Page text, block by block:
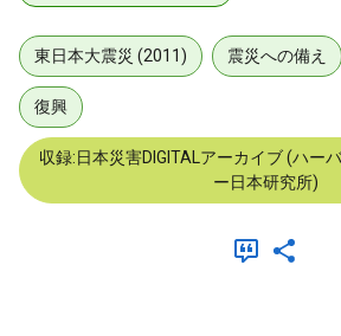
東日本大震災 (2011) 震災への備え
復興
収録:日本災害DIGITALアーカイブ (ハー
ー日本研究所)